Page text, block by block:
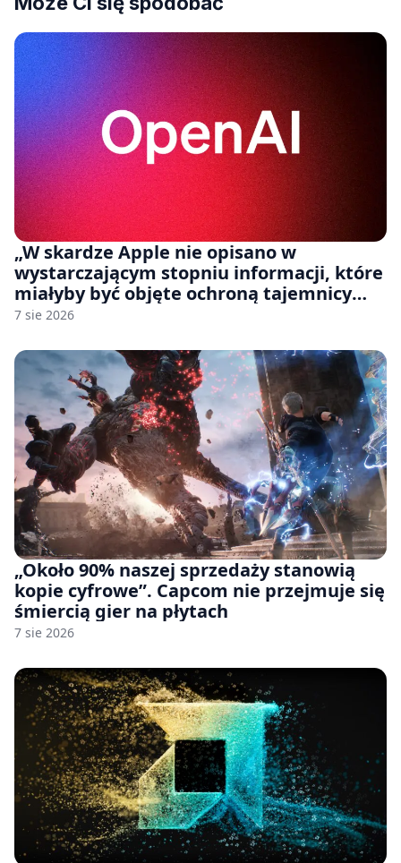
„W skardze Apple nie opisano w
wystarczającym stopniu informacji, które
miałyby być objęte ochroną tajemnicy
handlowej”. OpenAI żąda odrzucenia
7 sie 2026
„Około 90% naszej sprzedaży stanowią
kopie cyfrowe”. Capcom nie przejmuje się
śmiercią gier na płytach
7 sie 2026